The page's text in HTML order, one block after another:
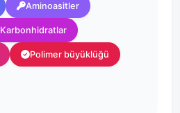
Aminoasitler
Karbonhidratlar
Polimer büyüklüğü